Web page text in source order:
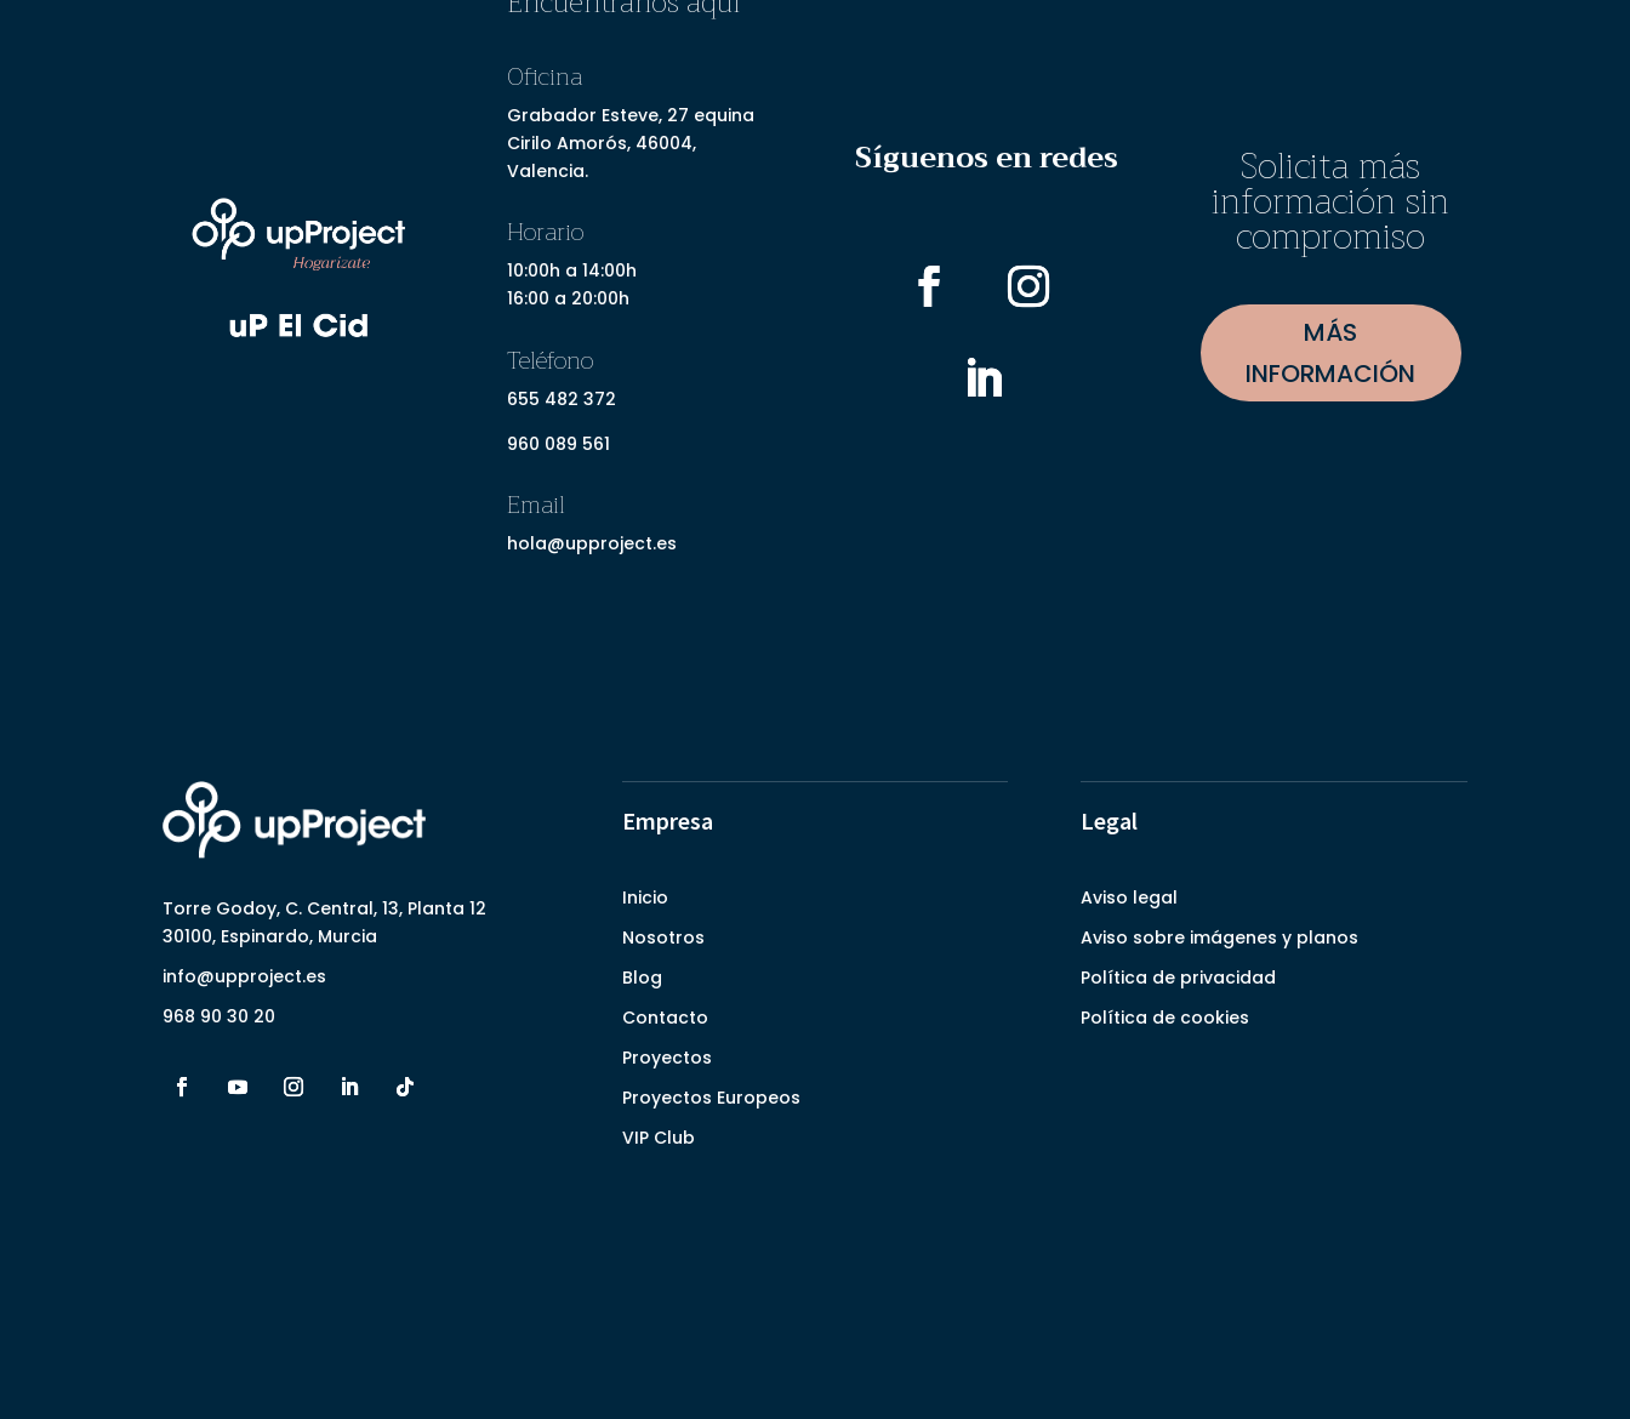
Oficina
Grabador Esteve, 27 equina
Cirilo Amorós, 46004,
Valencia.
Horario
10:00h a 14:00h
16:00 a 20:00h
Teléfono
655 482 372
960 089 561
Email
hola@upproject.es
Síguenos en redes Solicita más
información sin
compromiso
MÁS
INFORMACIÓN
Torre Godoy, C. Central, 13, Planta 12
30100, Espinardo, Murcia
info@upproject.es
968 90 30 20
Empresa
Inicio
Nosotros
Blog
Contacto
Proyectos
Proyectos Europeos
VIP Club
Legal
Aviso legal
Aviso sobre imágenes y planos
Política de privacidad
Política de cookies